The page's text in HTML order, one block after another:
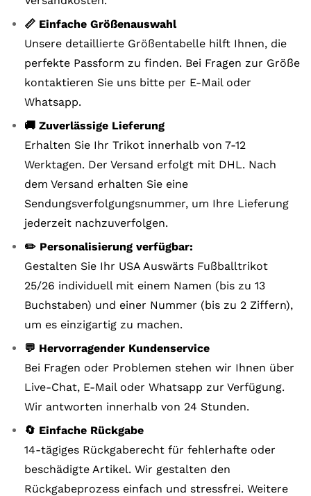
📏 Einfache Größenauswahl
Unsere detaillierte Größentabelle hilft Ihnen, die
perfekte Passform zu finden. Bei Fragen zur Größe
kontaktieren Sie uns bitte per E-Mail oder
Whatsapp.
🚚 Zuverlässige Lieferung
Erhalten Sie Ihr Trikot innerhalb von 7-12
Werktagen. Der Versand erfolgt mit DHL. Nach
dem Versand erhalten Sie eine
Sendungsverfolgungsnummer, um Ihre Lieferung
jederzeit nachzuverfolgen.
✏️ Personalisierung verfügbar:
Gestalten Sie Ihr USA Auswärts Fußballtrikot
25/26 individuell mit einem Namen (bis zu 13
Buchstaben) und einer Nummer (bis zu 2 Ziffern),
um es einzigartig zu machen.
💬 Hervorragender Kundenservice
Bei Fragen oder Problemen stehen wir Ihnen über
Live-Chat, E-Mail oder Whatsapp zur Verfügung.
Wir antworten innerhalb von 24 Stunden.
🔄 Einfache Rückgabe
14-tägiges Rückgaberecht für fehlerhafte oder
beschädigte Artikel. Wir gestalten den
Rückgabeprozess einfach und stressfrei. Weitere